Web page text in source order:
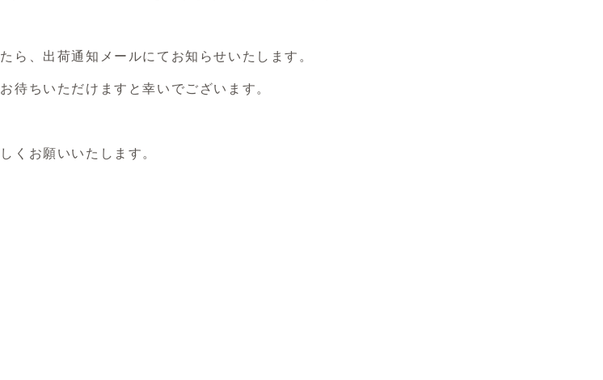
ら、出荷通知メールにてお知らせいたします。
待ちいただけますと幸いでございます。
くお願いいたします。